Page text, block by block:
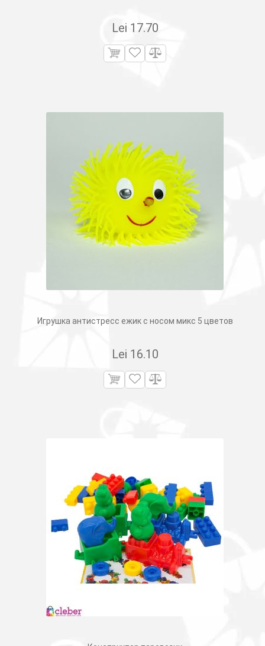
Lei 17.70
Игрушка антистресс ежик с носом микс 5 цветов
Lei 16.10